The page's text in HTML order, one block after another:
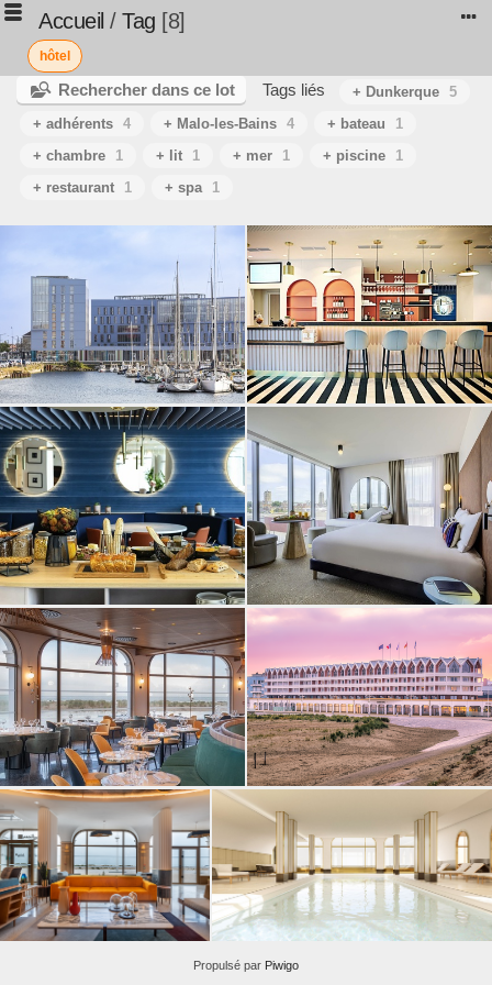
Accueil / Tag 8
hôtel
Rechercher dans ce lot Tags liés + Dunkerque 5
+ adhérents 4 + Malo-les-Bains 4 + bateau
1
+ chambre
1 + lit 1 + mer 1 + piscine
1
+ restaurant
1 + spa 1
Propulsé par Piwigo